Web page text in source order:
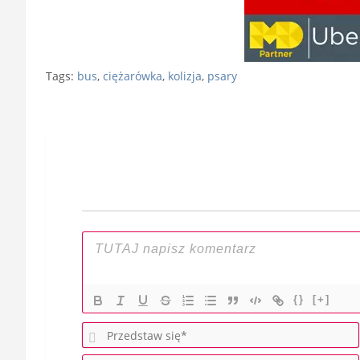
Tags: bus, ciężarówka, kolizja, psary
{} [+]